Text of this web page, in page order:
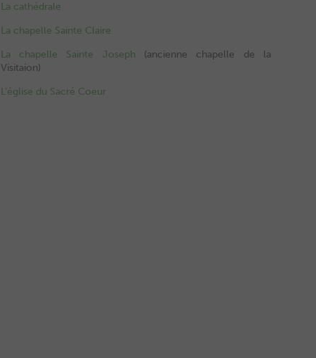
La cathédrale
La chapelle Sainte Claire
La chapelle Sainte Joseph (ancienne chapelle de la
Visitaion)
L’église du Sacré Coeur